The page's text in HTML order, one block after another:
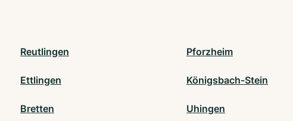
Reutlingen Pforzheim
Ettlingen Königsbach-Stein
Bretten Uhingen